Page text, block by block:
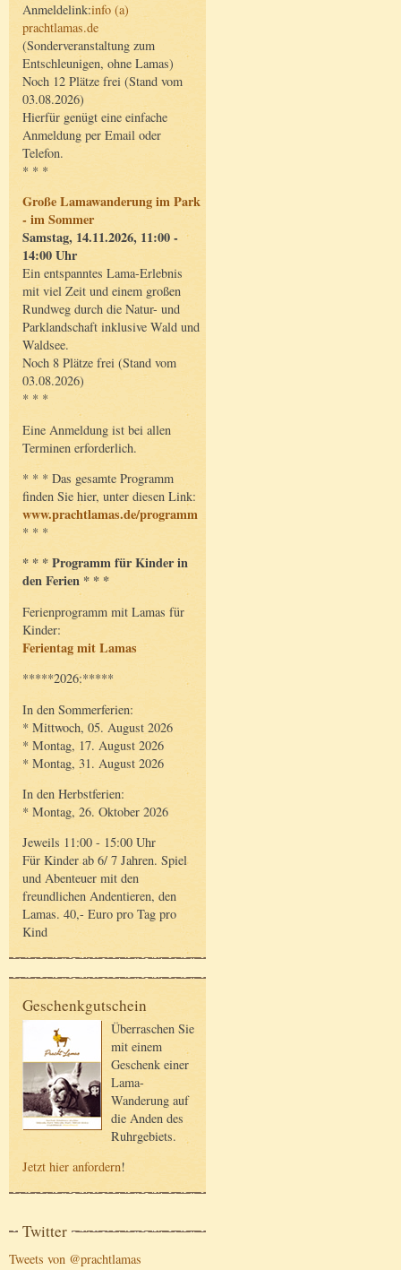
Anmeldelink:info (a)
prachtlamas.de
(Sonderveranstaltung zum
Entschleunigen, ohne Lamas)
Noch 12 Plätze frei (Stand vom
03.08.2026)
Hierfür genügt eine einfache
Anmeldung per Email oder
Telefon.
* * *
Große Lamawanderung im Park
- im Sommer
Samstag, 14.11.2026, 11:00 -
14:00 Uhr
Ein entspanntes Lama-Erlebnis
mit viel Zeit und einem großen
Rundweg durch die Natur- und
Parklandschaft inklusive Wald und
Waldsee.
Noch 8 Plätze frei (Stand vom
03.08.2026)
* * *
Eine Anmeldung ist bei allen
Terminen erforderlich.
* * * Das gesamte Programm
finden Sie hier, unter diesen Link:
www.prachtlamas.de/programm
* * *
* * * Programm für Kinder in
den Ferien * * *
Ferienprogramm mit Lamas für
Kinder:
Ferientag mit Lamas
*****2026:*****
In den Sommerferien:
* Mittwoch, 05. August 2026
* Montag, 17. August 2026
* Montag, 31. August 2026
In den Herbstferien:
* Montag, 26. Oktober 2026
Jeweils 11:00 - 15:00 Uhr
Für Kinder ab 6/ 7 Jahren. Spiel
und Abenteuer mit den
freundlichen Andentieren, den
Lamas. 40,- Euro pro Tag pro
Kind
Geschenkgutschein
Überraschen Sie
mit einem
Geschenk einer
Lama-
Wanderung auf
die Anden des
Ruhrgebiets.
Jetzt hier anfordern!
Twitter
Tweets von @prachtlamas